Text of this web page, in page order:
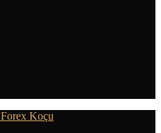
Forex Koçu